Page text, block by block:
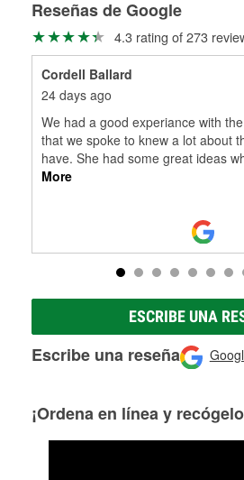
Más información sobre el Programa
Herramientas de O'Reilly
medirán tus tambores o discos para
ser rectificados con seguridad. Si
pueden ser reutilizados, podemos
partes de reemplazo correctas para
Rectificación de tambores y discos
Reseñas de Google
4.3 rating of 273
Cordell Ballard
24 days ago
We had a good experiance with
that we spoke to knew a lot about
have. She had some great ideas
More
ESCRIBE UNA
Escribe una reseña
¡Ordena en línea y